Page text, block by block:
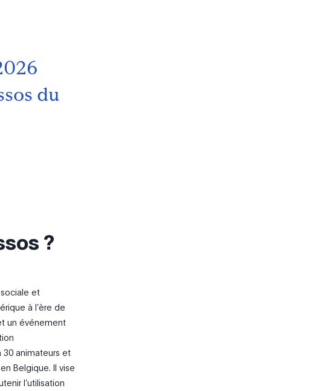
du
?
et
à l’ère de
un événement
animateurs et
Belgique. Il vise
l’utilisation